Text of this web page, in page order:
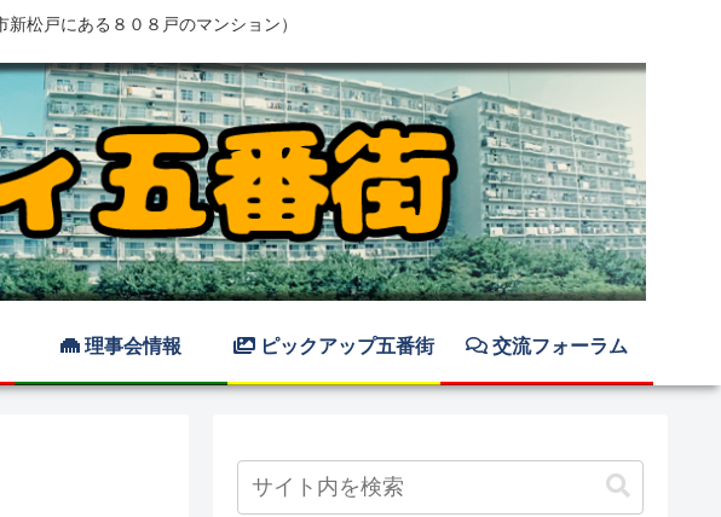
松戸にある８０８戸のマンション）
理事会情報 ピックアップ五番街 交流フォーラム